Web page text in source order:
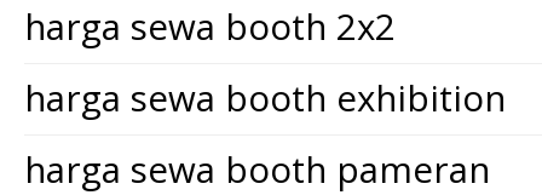
harga sewa booth 2x2
harga sewa booth exhibition
harga sewa booth pameran